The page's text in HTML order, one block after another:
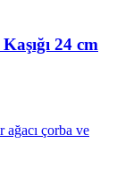
24 cm